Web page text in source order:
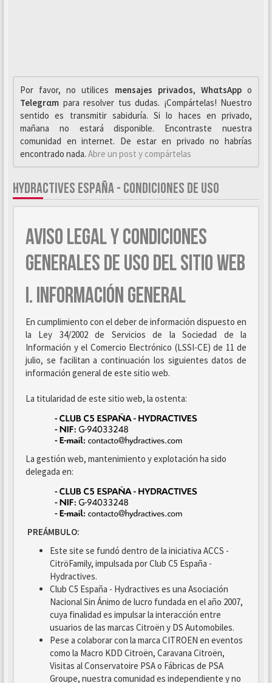
Por favor, no utilices mensajes privados, WhαtsAppo
Telegrαm para resolver tus dudas. ¡Compártelas! Nuestro
sentido es transmitir sabiduría. Si lo haces en privado,
mañana no estará disponible. Encontraste nuestra
comunidad en internet. De estar en privado no habrías
encontrado nada. Abre un post y compártelas
HYDRACTIVES ESPAÑA - CONDICIONES DE USO
AVISO LEGAL Y CONDICIONES
GENERALES DE USO DEL SITIO WEB
I. INFORMACIÓN GENERAL
En cumplimiento con el deber de información dispuesto en
la Ley 34/2002 de Servicios de la Sociedad de la
Información y el Comercio Electrónico (LSSI-CE) de 11 de
julio, se facilitan a continuación los siguientes datos de
información general de este sitio web.
La titularidad de este sitio web, la ostenta:
La gestión web, mantenimiento y explotación ha sido
delegada en:
PREÁMBULO:
Este site se fundó dentro de la iniciativa ACCS -
CitröFamily, impulsada por Club C5 España -
Hydractives.
Club C5 España - Hydractives es una Asociación
Nacional Sin Ánimo de lucro fundada en el año 2007,
cuya finalidad es impulsar la interacción entre
usuarios de las marcas Citroën y DS Automobiles.
Pese a colaborar con la marca CITROEN en eventos
como la Macro KDD Citroën, Caravana Citroën,
Visitas al Conservatoire PSA o Fábricas de PSA
Groupe, nuestra comunidad es independiente y no